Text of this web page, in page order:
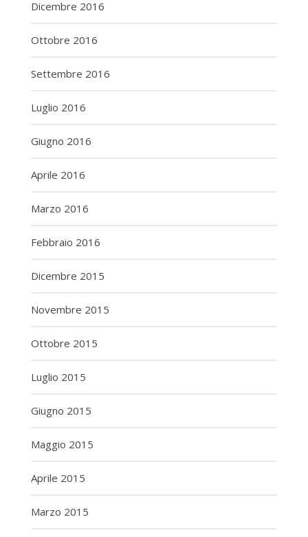
Dicembre 2016
Ottobre 2016
Settembre 2016
Luglio 2016
Giugno 2016
Aprile 2016
Marzo 2016
Febbraio 2016
Dicembre 2015
Novembre 2015
Ottobre 2015
Luglio 2015
Giugno 2015
Maggio 2015
Aprile 2015
Marzo 2015